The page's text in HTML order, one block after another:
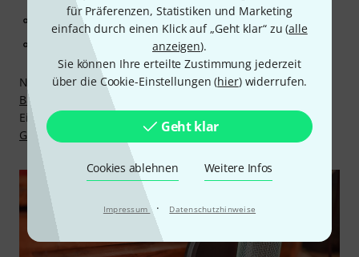
für Präferenzen, Statistiken und Marketing
einfach durch einen Klick auf „Geht klar“ zu (alle
anzeigen).
Sie können Ihre erteilte Zustimmung jederzeit
über die Cookie-Einstellungen (hier) widerrufen.
Geht klar
Cookies ablehnen Weitere Infos
Impressum · Datenschutzhinweise
per Telefon 09546-9223-30 im Chat ... oder
unter studio@thomann.de
Natürlich sorgt auch bei Mikrofonen die30 Tage Money-
Back-Garantie
für ein risikoloses und entspanntes
Einkaufen. Und nach dem Kauf bietet die
3 Jahre Thomann
Garantie
lange und sorgenfreie Sicherheit.